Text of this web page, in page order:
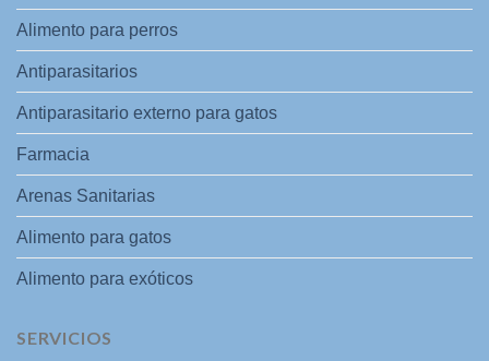
Alimento para perros
Antiparasitarios
Antiparasitario externo para gatos
Farmacia
Arenas Sanitarias
Alimento para gatos
Alimento para exóticos
SERVICIOS